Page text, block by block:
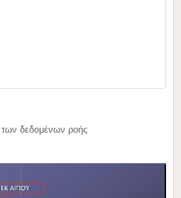
δεδομένων ροής